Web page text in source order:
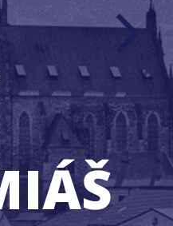
arrow_forward_ios